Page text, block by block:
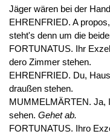
Jäger wären bei der
EHRENFRIED. A
steht's denn um die
FORTUNATUS. Ihr
dero Zimmer stehen.
EHRENFRIED. Du,
draußen stehen.
MUMMELMÄRTEN. Ja,
sehen. Gehet ab.
FORTUNATUS. Ihro